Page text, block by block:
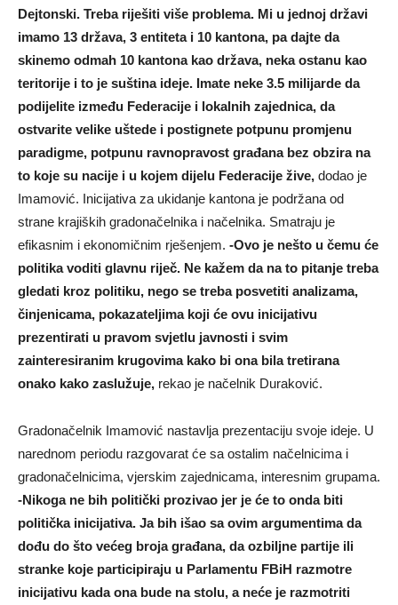
Dejtonski. Treba riješiti više problema. Mi u jednoj državi
imamo 13 država, 3 entiteta i 10 kantona, pa dajte da
skinemo odmah 10 kantona kao država, neka ostanu kao
teritorije i to je suština ideje. Imate neke 3.5 milijarde da
podijelite između Federacije i lokalnih zajednica, da
ostvarite velike uštede i postignete potpunu promjenu
paradigme, potpunu ravnopravost građana bez obzira na
to koje su nacije i u kojem dijelu Federacije žive, dodao je
Imamović. Inicijativa za ukidanje kantona je podržana od
strane krajiških gradonačelnika i načelnika. Smatraju je
efikasnim i ekonomičnim rješenjem. -Ovo je nešto u čemu će
politika voditi glavnu riječ. Ne kažem da na to pitanje treba
gledati kroz politiku, nego se treba posvetiti analizama,
činjenicama, pokazateljima koji će ovu inicijativu
prezentirati u pravom svjetlu javnosti i svim
zainteresiranim krugovima kako bi ona bila tretirana
onako kako zaslužuje, rekao je načelnik Duraković.
Gradonačelnik Imamović nastavlja prezentaciju svoje ideje. U
narednom periodu razgovarat će sa ostalim načelnicima i
gradonačelnicima, vjerskim zajednicama, interesnim grupama.
-Nikoga ne bih politički prozivao jer je će to onda biti
politička inicijativa. Ja bih išao sa ovim argumentima da
dođu do što većeg broja građana, da ozbiljne partije ili
stranke koje participiraju u Parlamentu FBiH razmotre
inicijativu kada ona bude na stolu, a neće je razmotriti